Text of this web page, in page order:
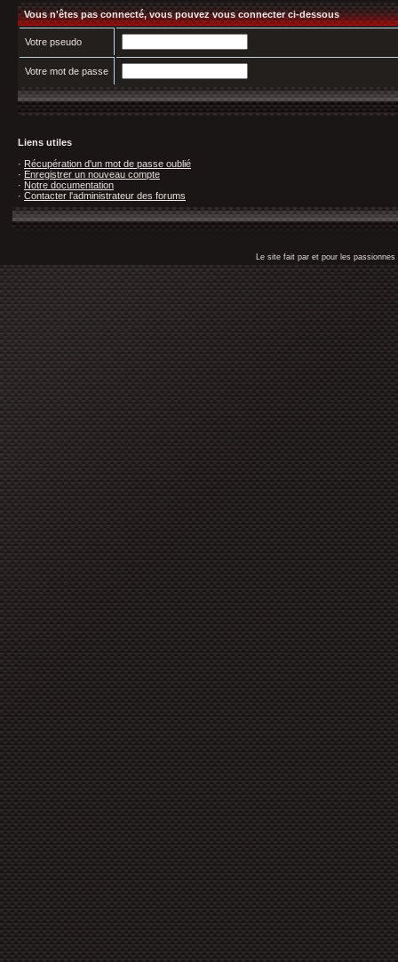
Vous n'êtes pas connecté, vous pouvez vous connecter ci-dessous
Votre pseudo
Votre mot de passe
Liens utiles
· Récupération d'un mot de passe oublié
· Enregistrer un nouveau compte
· Notre documentation
· Contacter l'administrateur des forums
Le site fait par et pour les